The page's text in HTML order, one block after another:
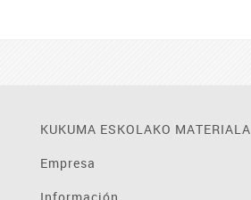
KUKUMA ESKOLAKO MATERIALA
Empresa
Información